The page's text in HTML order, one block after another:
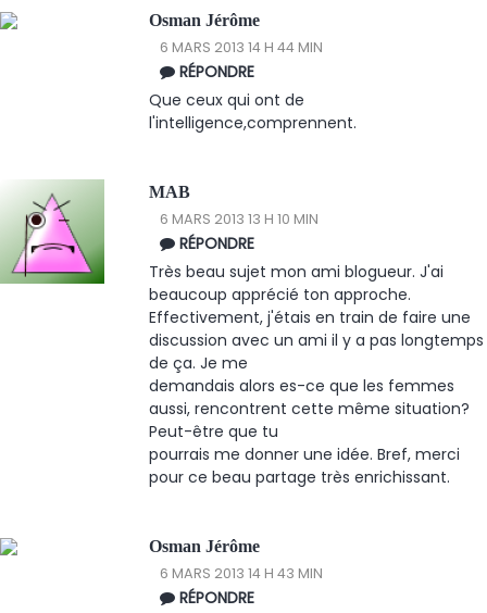
Osman Jérôme
6 MARS 2013 14 H 44 MIN
RÉPONDRE
Que ceux qui ont de
l'intelligence,comprennent.
MAB
6 MARS 2013 13 H 10 MIN
RÉPONDRE
Très beau sujet mon ami blogueur. J'ai
beaucoup apprécié ton approche.
Effectivement, j'étais en train de faire une
discussion avec un ami il y a pas longtemps
de ça. Je me
demandais alors es-ce que les femmes
aussi, rencontrent cette même situation?
Peut-être que tu
pourrais me donner une idée. Bref, merci
pour ce beau partage très enrichissant.
Osman Jérôme
6 MARS 2013 14 H 43 MIN
RÉPONDRE